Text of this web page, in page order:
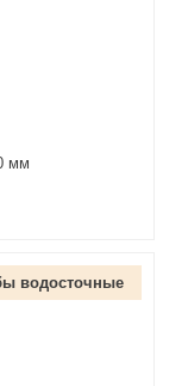
мм
водосточные